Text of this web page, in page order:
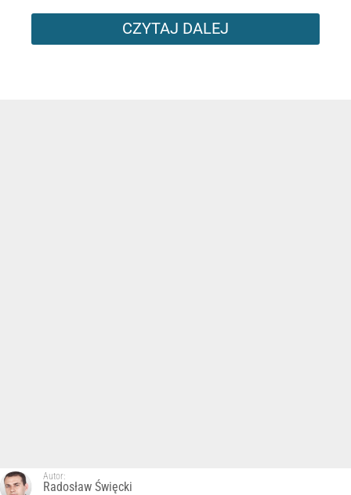
CZYTAJ DALEJ
Autor:
Radosław Święcki